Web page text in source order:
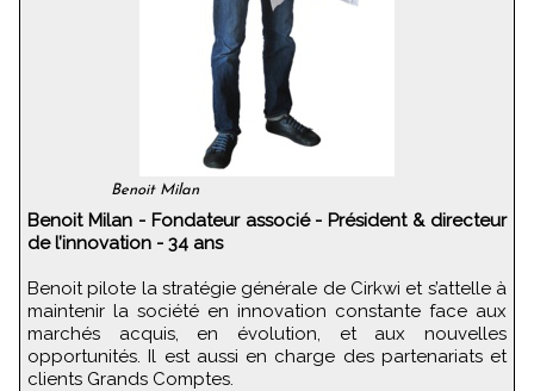
Benoit Milan
Benoit Milan - Fondateur associé - Président & directeur
de l’innovation - 34 ans
Benoit pilote la stratégie générale de Cirkwi et s’attelle à
maintenir la société en innovation constante face aux
marchés acquis, en évolution, et aux nouvelles
opportunités. Il est aussi en charge des partenariats et
clients Grands Comptes.